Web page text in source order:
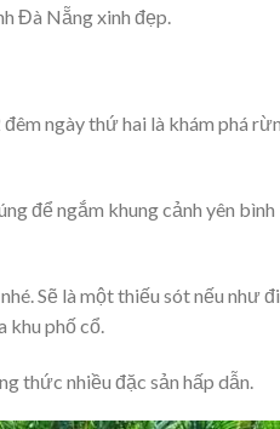
Đà Nẵng xinh đẹp.
ngày thứ hai là khám phá
để ngắm khung cảnh yên bình
Sẽ là một thiếu sót nếu như
phố cổ.
thức nhiều đặc sản hấp dẫn.